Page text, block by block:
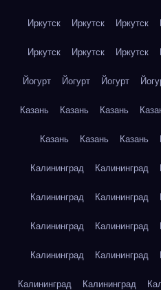
Иркутск Иркутск Иркутск
Иркутск Иркутск Иркутск
Йогурт Йогурт Йогурт
Казань Казань Казань
Казань Казань Казань
Калининград Калининград
Калининград Калининград
Калининград Калининград
Калининград Калининград
Калининград Калининград